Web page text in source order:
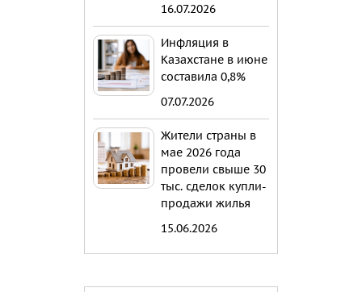
16.07.2026
Инфляция в
Казахстане в июне
составила 0,8%
07.07.2026
Жители страны в
мае 2026 года
провели свыше 30
тыс. сделок купли-
продажи жилья
15.06.2026